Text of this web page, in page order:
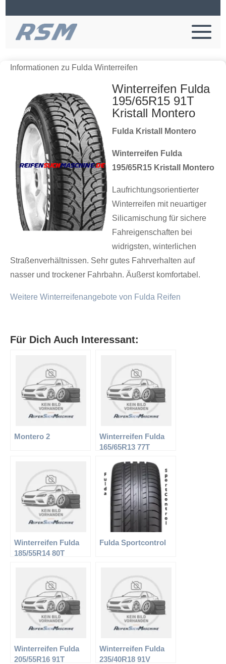
Informationen zu Fulda Winterreifen
Winterreifen Fulda
195/65R15 91T
Kristall Montero
Fulda Kristall Montero
Winterreifen Fulda
195/65R15 Kristall Montero
Laufrichtungsorientierter
Winterreifen mit neuartiger
Silicamischung für sichere
Fahreigenschaften bei
widrigsten, winterlichen
Straßenverhältnissen. Sehr gutes Fahrverhalten auf
nasser und trockener Fahrbahn. Äußerst komfortabel.
Weitere Winterreifenangebote von Fulda Reifen
Für Dich Auch Interessant:
Montero 2
Winterreifen Fulda
165/65R13 77T
Winterreifen Fulda
185/55R14 80T
Fulda Sportcontrol
Winterreifen Fulda
205/55R16 91T
Winterreifen Fulda
235/40R18 91V